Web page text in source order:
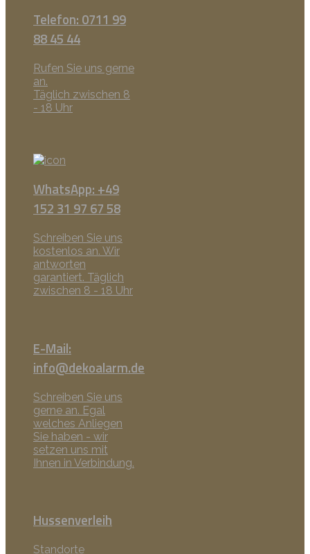
Telefon: 0711 99
88 45 44
Rufen Sie uns gerne
an.
Täglich zwischen 8
- 18 Uhr
WhatsApp: +49
152 31 97 67 58
Schreiben Sie uns
kostenlos an. Wir
antworten
garantiert. Täglich
zwischen 8 - 18 Uhr
E-Mail:
info@dekoalarm.de
Schreiben Sie uns
gerne an. Egal
welches Anliegen
Sie haben - wir
setzen uns mit
Ihnen in Verbindung.
Hussenverleih
Standorte